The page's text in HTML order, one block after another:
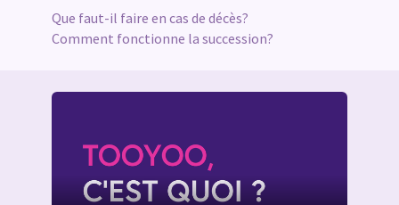
Que faut-il faire en cas de décès?
Comment fonctionne la succession?